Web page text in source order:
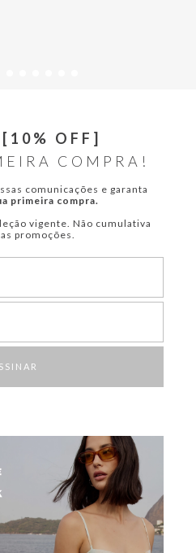
[10% OFF]
COMPRA!
comunicações e garanta
primeira compra.
vigente. Não cumulativa
promoções.